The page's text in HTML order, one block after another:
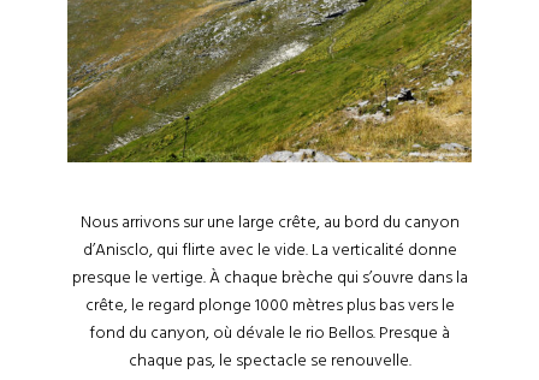
Nous arrivons sur une large crête, au bord du canyon
d’Anisclo, qui flirte avec le vide. La verticalité donne
presque le vertige. À chaque brèche qui s’ouvre dans la
crête, le regard plonge 1000 mètres plus bas vers le
fond du canyon, où dévale le rio Bellos. Presque à
chaque pas, le spectacle se renouvelle.